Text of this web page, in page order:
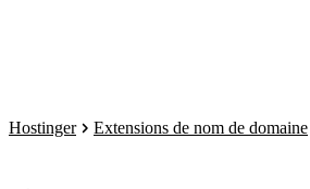
Hostinger Extensions de nom de domaine